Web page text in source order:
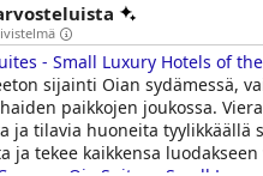
Egeanmerelle ja
elämyksiä, kuten intiimejä
Oian kanssa. Vieraat
tilat ja moitteeton
- Small Luxury Hotels of
sijainti Oian sydämessä,
paikkojen joukossa.
ja tilavia huoneita tyylikkäällä
ja tekee kaikkensa